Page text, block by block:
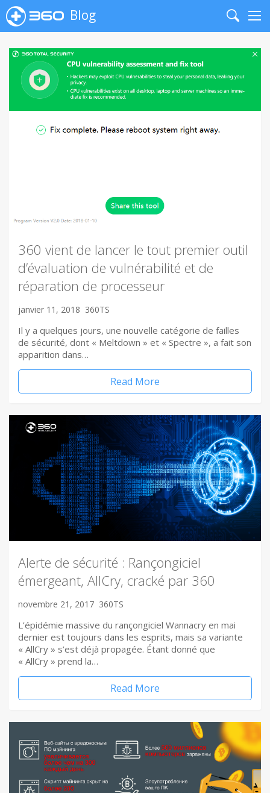
Blog
Search
360 vient de lancer le tout premier outil
d’évaluation de vulnérabilité et de
réparation de processeur
janvier 11, 2018 360TS
Il y a quelques jours, une nouvelle catégorie de failles
de sécurité, dont « Meltdown » et « Spectre », a fait son
apparition dans…
Read More
Alerte de sécurité : Rançongiciel
émergeant, AllCry, cracké par 360
novembre 21, 2017 360TS
L’épidémie massive du rançongiciel Wannacry en mai
dernier est toujours dans les esprits, mais sa variante
« AllCry » s’est déjà propagée. Étant donné que
« AllCry » prend la…
Read More